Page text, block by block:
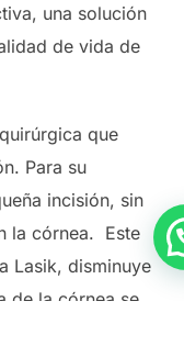
una solución
de vida de
que
Para su
incisión, sin
la córnea. Este
Lasik, disminuye
de la córnea se